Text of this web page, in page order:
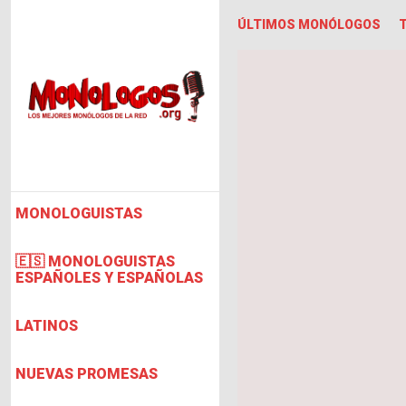
MONOLOGUISTAS
🇪🇸 MONOLOGUISTAS
ESPAÑOLES Y ESPAÑOLAS
LATINOS
NUEVAS PROMESAS
ÚLTIMOS MONÓLOGOS